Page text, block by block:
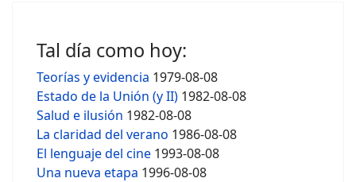
Tal día como hoy:
Teorías y evidencia 1979-08-08
Estado de la Unión (y II) 1982-08-08
Salud e ilusión 1982-08-08
La claridad del verano 1986-08-08
El lenguaje del cine 1993-08-08
Una nueva etapa 1996-08-08